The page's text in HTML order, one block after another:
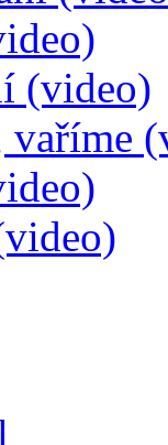
(video)
vaříme